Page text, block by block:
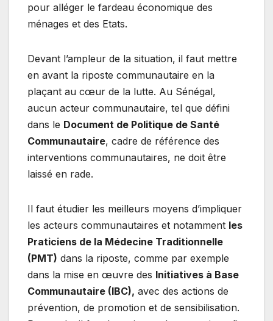
pour alléger le fardeau économique des
ménages et des Etats.
Devant l’ampleur de la situation, il faut mettre
en avant la riposte communautaire en la
plaçant au cœur de la lutte. Au Sénégal,
aucun acteur communautaire, tel que défini
dans le Document de Politique de Santé
Communautaire, cadre de référence des
interventions communautaires, ne doit être
laissé en rade.
Il faut étudier les meilleurs moyens d’impliquer
les acteurs communautaires et notamment les
Praticiens de la Médecine Traditionnelle
(PMT) dans la riposte, comme par exemple
dans la mise en œuvre des Initiatives à Base
Communautaire (IBC), avec des actions de
prévention, de promotion et de sensibilisation.